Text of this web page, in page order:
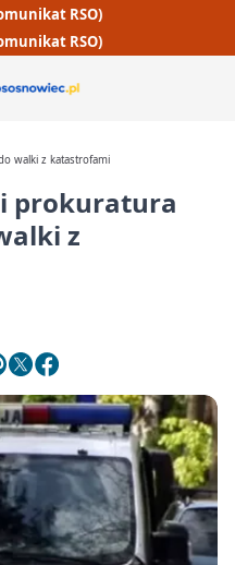
RSO)
RSO)
walki z katastrofami
prokuratura
z